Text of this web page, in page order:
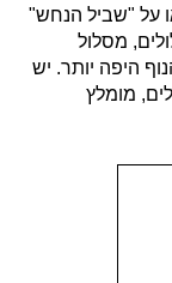
ברכבל או על "שביל הנחש"
מסלול
היפה יותר. יש
מומלץ